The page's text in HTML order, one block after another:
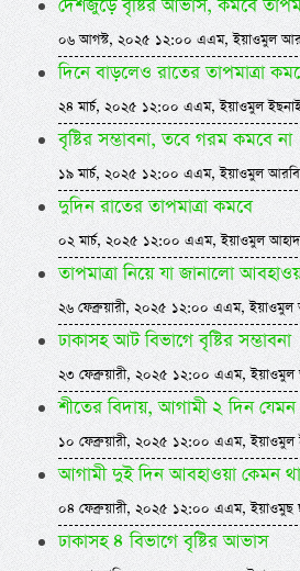
দেশজুড়ে বৃষ্টির আভাস, কমবে
০৬ আগস্ট, ২০২৫ ১২:০০ এএম, ইয়াওমুল
দিনে বাড়লেও রাতের তাপমাত্রা
২৪ মার্চ, ২০২৫ ১২:০০ এএম, ইয়াওমুল
বৃষ্টির সম্ভাবনা, তবে গরম কমবে না
১৯ মার্চ, ২০২৫ ১২:০০ এএম, ইয়াওমুল
দুদিন রাতের তাপমাত্রা কমবে
০২ মার্চ, ২০২৫ ১২:০০ এএম, ইয়াওমুল
তাপমাত্রা নিয়ে যা জানালো
২৬ ফেব্রুয়ারী, ২০২৫ ১২:০০ এএম, ইয়াওমুল
ঢাকাসহ আট বিভাগে বৃষ্টির সম্ভাবনা
২৩ ফেব্রুয়ারী, ২০২৫ ১২:০০ এএম, ইয়াওমুল
শীতের বিদায়, আগামী ২ দিন
১০ ফেব্রুয়ারী, ২০২৫ ১২:০০ এএম, ইয়াওমুল
আগামী দুই দিন আবহাওয়া কেমন
০৪ ফেব্রুয়ারী, ২০২৫ ১২:০০ এএম, ইয়াওমুছ
ঢাকাসহ ৪ বিভাগে বৃষ্টির আভাস